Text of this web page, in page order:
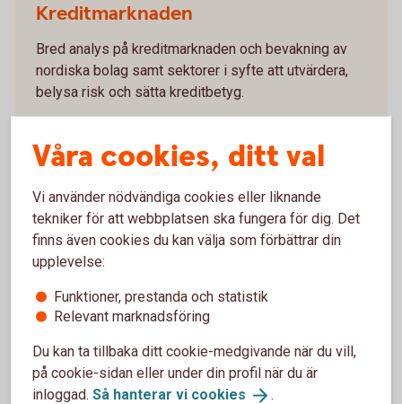
Kreditmarknaden
Bred analys på kreditmarknaden och bevakning av
nordiska bolag samt sektorer i syfte att utvärdera,
belysa risk och sätta kreditbetyg.
Privatekonomi
Här finns Swedbanks privatekonomiska rapporter
och analyser över sådant som rör hushållens
Privatekonomi
Våra cookies, ditt val
Vi använder nödvändiga cookies eller liknande
tekniker för att webbplatsen ska fungera för dig. Det
finns även cookies du kan välja som förbättrar din
upplevelse:
Funktioner, prestanda och statistik
Relevant marknadsföring
Du kan ta tillbaka ditt cookie-medgivande när du vill,
på cookie-sidan eller under din profil när du är
inloggad. Så hanterar vi cookies .